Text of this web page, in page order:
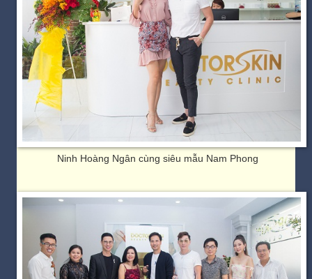
Ninh Hoàng Ngân cùng siêu mẫu Nam Phong